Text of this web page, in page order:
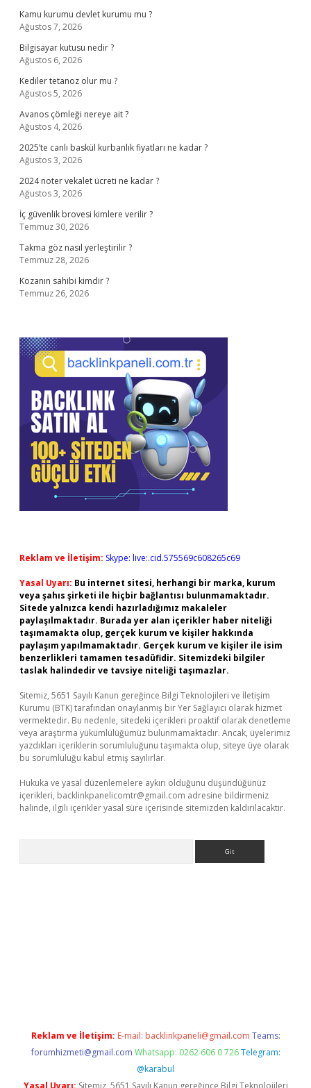
Kamu kurumu devlet kurumu mu ?
Ağustos 7, 2026
Bilgisayar kutusu nedir ?
Ağustos 6, 2026
Kediler tetanoz olur mu ?
Ağustos 5, 2026
Avanos çömleği nereye ait ?
Ağustos 4, 2026
2025’te canlı baskül kurbanlık fiyatları ne kadar ?
Ağustos 3, 2026
2024 noter vekalet ücreti ne kadar ?
Ağustos 3, 2026
İç güvenlik brovesi kimlere verilir ?
Temmuz 30, 2026
Takma göz nasıl yerleştirilir ?
Temmuz 28, 2026
Kozanın sahibi kimdir ?
Temmuz 26, 2026
Reklam ve İletişim: Skype: live:.cid.575569c608265c69
Yasal Uyarı: Bu internet sitesi, herhangi bir marka, kurum
veya şahıs şirketi ile hiçbir bağlantısı bulunmamaktadır.
Sitede yalnızca kendi hazırladığımız makaleler
paylaşılmaktadır. Burada yer alan içerikler haber niteliği
taşımamakta olup, gerçek kurum ve kişiler hakkında
paylaşım yapılmamaktadır. Gerçek kurum ve kişiler ile isim
benzerlikleri tamamen tesadüfidir. Sitemizdeki bilgiler
taslak halindedir ve tavsiye niteliği taşımazlar.
Sitemiz, 5651 Sayılı Kanun gereğince Bilgi Teknolojileri ve İletişim
Kurumu (BTK) tarafından onaylanmış bir Yer Sağlayıcı olarak hizmet
vermektedir. Bu nedenle, sitedeki içerikleri proaktif olarak denetleme
veya araştırma yükümlülüğümüz bulunmamaktadır. Ancak, üyelerimiz
yazdıkları içeriklerin sorumluluğunu taşımakta olup, siteye üye olarak
bu sorumluluğu kabul etmiş sayılırlar.
Hukuka ve yasal düzenlemelere aykırı olduğunu düşündüğünüz
içerikleri, backlinkpanelicomtr@gmail.com adresine bildirmeniz
halinde, ilgili içerikler yasal süre içerisinde sitemizden kaldırılacaktır.
Reklam ve İletişim: E-mail: backlinkpaneli@gmail.com Teams:
forumhizmeti@gmail.com Whatsapp: 0262 606 0 726 Telegram:
@karabul
Yasal Uyarı: Sitemiz, 5651 Sayılı Kanun gereğince Bilgi Teknolojileri